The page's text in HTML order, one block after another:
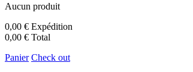
Aucun produit
0,00 € Expédition
0,00 € Total
Panier Check out